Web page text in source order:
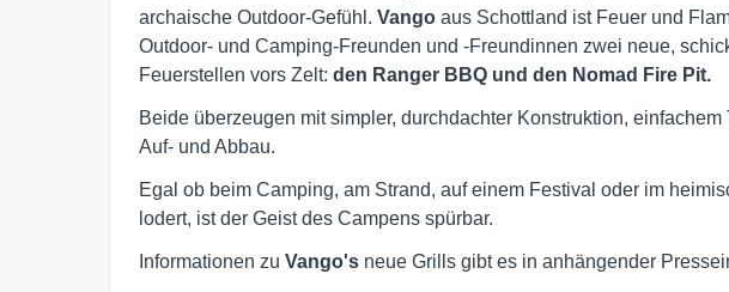
archaische Outdoor-Gefühl. Vango aus Schottland ist Feuer und
Outdoor- und Camping-Freunden und -Freundinnen zwei neue,
Feuerstellen vors Zelt: den Ranger BBQ und den Nomad Fire Pit.
Beide überzeugen mit simpler, durchdachter Konstruktion,
Auf- und Abbau.
Egal ob beim Camping, am Strand, auf einem Festival oder im
lodert, ist der Geist des Campens spürbar.
Informationen zu Vango's neue Grills gibt es in anhängender